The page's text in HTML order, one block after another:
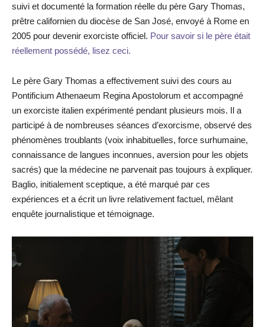
suivi et documenté la formation réelle du père Gary Thomas,
prêtre californien du diocèse de San José, envoyé à Rome en
2005 pour devenir exorciste officiel. Pour savoir si le père était
réellement possédé, lisez ceci.
Le père Gary Thomas a effectivement suivi des cours au
Pontificium Athenaeum Regina Apostolorum et accompagné
un exorciste italien expérimenté pendant plusieurs mois. Il a
participé à de nombreuses séances d’exorcisme, observé des
phénomènes troublants (voix inhabituelles, force surhumaine,
connaissance de langues inconnues, aversion pour les objets
sacrés) que la médecine ne parvenait pas toujours à expliquer.
Baglio, initialement sceptique, a été marqué par ces
expériences et a écrit un livre relativement factuel, mêlant
enquête journalistique et témoignage.